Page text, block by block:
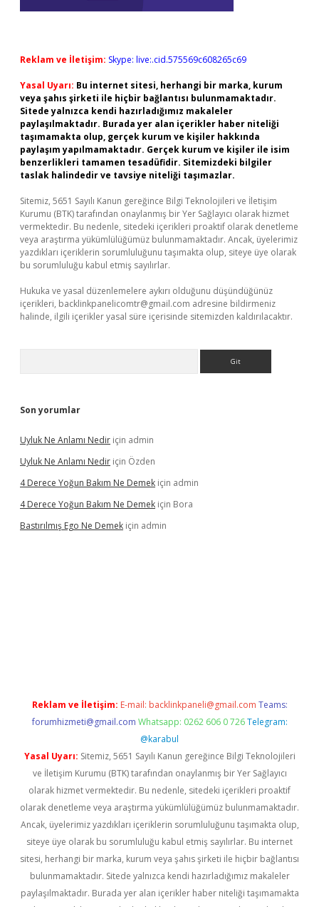
Reklam ve İletişim: Skype: live:.cid.575569c608265c69
Yasal Uyarı: Bu internet sitesi, herhangi bir marka, kurum
veya şahıs şirketi ile hiçbir bağlantısı bulunmamaktadır.
Sitede yalnızca kendi hazırladığımız makaleler
paylaşılmaktadır. Burada yer alan içerikler haber niteliği
taşımamakta olup, gerçek kurum ve kişiler hakkında
paylaşım yapılmamaktadır. Gerçek kurum ve kişiler ile isim
benzerlikleri tamamen tesadüfidir. Sitemizdeki bilgiler
taslak halindedir ve tavsiye niteliği taşımazlar.
Sitemiz, 5651 Sayılı Kanun gereğince Bilgi Teknolojileri ve İletişim
Kurumu (BTK) tarafından onaylanmış bir Yer Sağlayıcı olarak hizmet
vermektedir. Bu nedenle, sitedeki içerikleri proaktif olarak denetleme
veya araştırma yükümlülüğümüz bulunmamaktadır. Ancak, üyelerimiz
yazdıkları içeriklerin sorumluluğunu taşımakta olup, siteye üye olarak
bu sorumluluğu kabul etmiş sayılırlar.
Hukuka ve yasal düzenlemelere aykırı olduğunu düşündüğünüz
içerikleri, backlinkpanelicomtr@gmail.com adresine bildirmeniz
halinde, ilgili içerikler yasal süre içerisinde sitemizden kaldırılacaktır.
Son yorumlar
Uyluk Ne Anlamı Nedir için admin
Uyluk Ne Anlamı Nedir için Özden
4 Derece Yoğun Bakım Ne Demek için admin
4 Derece Yoğun Bakım Ne Demek için Bora
Bastırılmış Ego Ne Demek için admin
Reklam ve İletişim: E-mail: backlinkpaneli@gmail.com Teams:
forumhizmeti@gmail.com Whatsapp: 0262 606 0 726 Telegram:
@karabul
Yasal Uyarı: Sitemiz, 5651 Sayılı Kanun gereğince Bilgi Teknolojileri
ve İletişim Kurumu (BTK) tarafından onaylanmış bir Yer Sağlayıcı
olarak hizmet vermektedir. Bu nedenle, sitedeki içerikleri proaktif
olarak denetleme veya araştırma yükümlülüğümüz bulunmamaktadır.
Ancak, üyelerimiz yazdıkları içeriklerin sorumluluğunu taşımakta olup,
siteye üye olarak bu sorumluluğu kabul etmiş sayılırlar. Bu internet
sitesi, herhangi bir marka, kurum veya şahıs şirketi ile hiçbir bağlantısı
bulunmamaktadır. Sitede yalnızca kendi hazırladığımız makaleler
paylaşılmaktadır. Burada yer alan içerikler haber niteliği taşımamakta